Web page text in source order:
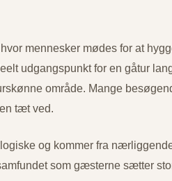
mennesker mødes for at
udgangspunkt for en gåtur
område. Mange
tæt ved.
og kommer fra
som gæsterne sætter